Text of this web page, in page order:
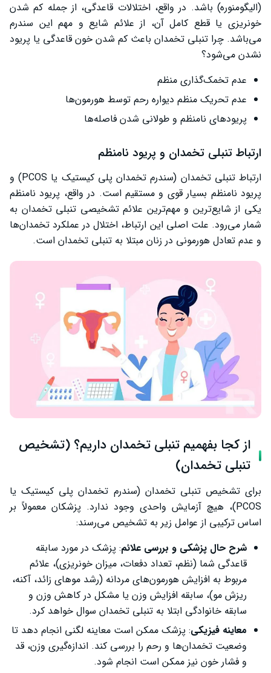
(الیگومنوره) باشد. در واقع، اختلالات قاعدگی، از جمله کم شدن
خونریزی یا قطع کامل آن، از علائم شایع و مهم این سندرم
می‌باشد. چرا تنبلی تخمدان باعث کم شدن خون قاعدگی یا پریود
نشدن می‌شود؟
عدم تخمک‌گذاری منظم
عدم تحریک منظم دیواره رحم توسط هورمون‌ها
پریودهای نامنظم و طولانی شدن فاصله‌ها
ارتباط تنبلی تخمدان و پریود نامنظم
ارتباط تنبلی تخمدان (سندرم تخمدان پلی کیستیک یا PCOS) و
پریود نامنظم بسیار قوی و مستقیم است. در واقع، پریود نامنظم
یکی از شایع‌ترین و مهم‌ترین علائم تشخیصی تنبلی تخمدان به
شمار می‌رود. علت اصلی این ارتباط، اختلال در عملکرد تخمدان‌ها
و عدم تعادل هورمونی در زنان مبتلا به تنبلی تخمدان است.
از کجا بفهمیم تنبلی تخمدان داریم؟ (تشخیص
تنبلی تخمدان)
برای تشخیص تنبلی تخمدان (سندرم تخمدان پلی کیستیک یا
PCOS)، هیچ آزمایش واحدی وجود ندارد. پزشکان معمولاً بر
اساس ترکیبی از عوامل زیر به تشخیص می‌رسند:
شرح حال پزشکی و بررسی علائم: پزشک در مورد سابقه
قاعدگی شما (نظم، تعداد دفعات، میزان خونریزی)، علائم
مربوط به افزایش هورمون‌های مردانه (رشد موهای زائد، آکنه،
ریزش مو)، سابقه افزایش وزن یا مشکل در کاهش وزن و
سابقه خانوادگی ابتلا به تنبلی تخمدان سوال خواهد کرد.
معاینه فیزیکی: پزشک ممکن است معاینه لگنی انجام دهد تا
وضعیت تخمدان‌ها و رحم را بررسی کند. اندازه‌گیری وزن، قد
و فشار خون نیز ممکن است انجام شود.